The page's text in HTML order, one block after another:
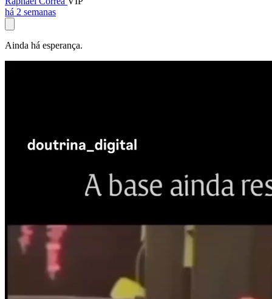
há 2 semanas
Ainda há esperança.